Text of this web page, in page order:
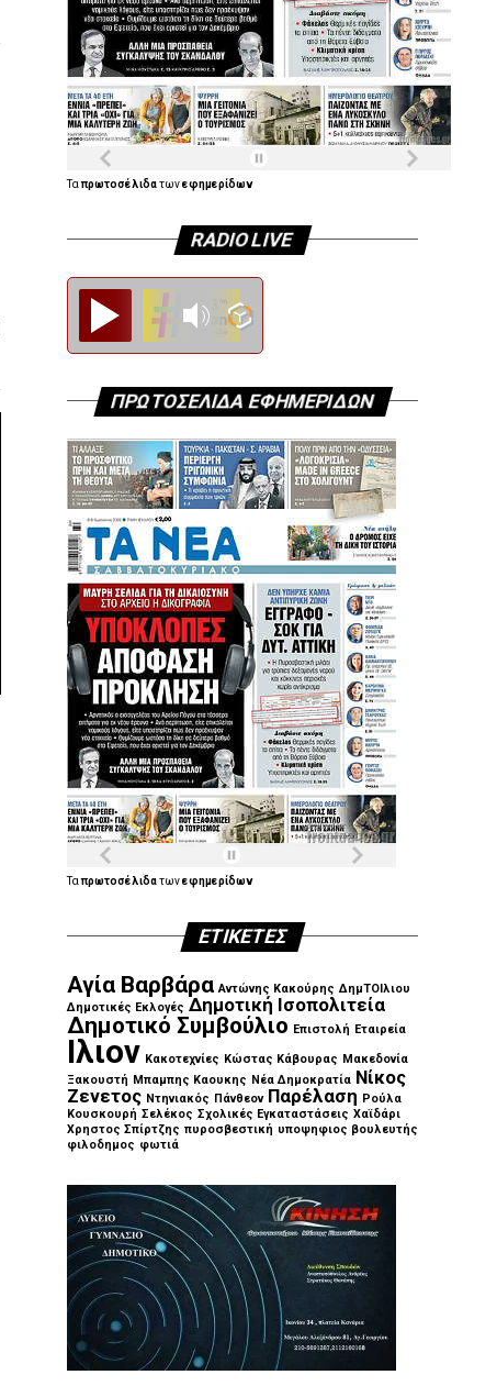
Ταπρωτοσέλιδατωνεφημερίδων
RADIO LIVE
ΠΡΩΤΟΣΕΛΙΔΑ ΕΦΗΜΕΡΙΔΩΝ
Ταπρωτοσέλιδατωνεφημερίδων
ΕΤΙΚΈΤΕΣ
Αγία Βαρβάρα Αντώνης Κακούρης ΔημΤΟΙλιου
Δημοτικές Εκλογές Δημοτική Ισοπολιτεία
Δημοτικό Συμβούλιο Επιστολή Εταιρεία
Ιλιον Κακοτεχνίες Κώστας Κάβουρας Μακεδονία
Ξακουστή Μπαμπης Καουκης Νέα Δημοκρατία Νίκος
Ζενετος Ντηνιακός Πάνθεον Παρέλαση Ρούλα
Κουσκουρή Σελέκος Σχολικές Εγκαταστάσεις Χαϊδάρι
Χρηστος Σπίρτζης πυροσβεστική υποψηφιος βουλευτής
φιλοδημος φωτιά